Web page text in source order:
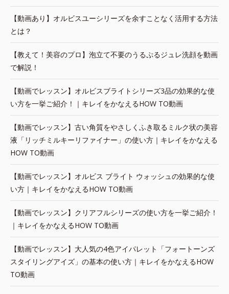
【動画あり】オルビスユーシリーズを余すことなく活用する方法
とは？
【教えて！美容のプロ】泡立て不要のうるぷるジュレ洗顔を動画
で解説！
【動画でレッスン】オルビスブライトシリーズ3品の効果的な使
い方を一挙ご紹介！｜キレイをかなえるHOW TO動画
【動画でレッスン】古い角質をやさしくふき取るミルク状の美容
液「リッチミルキーリファイナー」の使い方｜キレイをかなえる
HOW TO動画
【動画でレッスン】オルビス ブライト ウォッシュの効果的な使
い方｜キレイをかなえるHOW TO動画
【動画でレッスン】クリアフルシリーズの使い方を一挙ご紹介！
｜キレイをかなえるHOW TO動画
【動画でレッスン】大人気の4色アイパレット「フォートーンズ
スタイリングアイズ」の基本の使い方｜キレイをかなえるHOW
TO動画